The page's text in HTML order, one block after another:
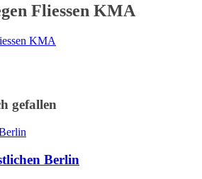
Fliessen KMA
gefallen
Berlin